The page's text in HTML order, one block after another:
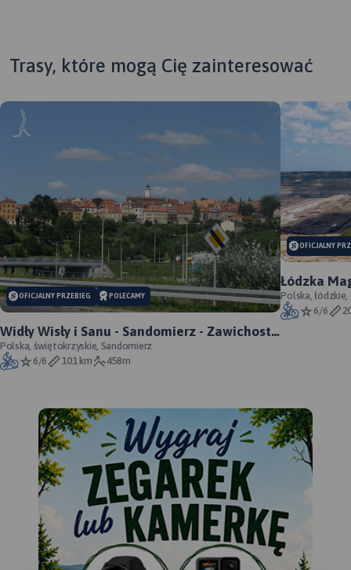
Trasy, które mogą Cię zainteresować
OFICJALNY PRZEBIEG POLECAMY
Widły Wisły i Sanu - Sandomierz - Zawichost -
Annopol - oficjalny przebieg
Polska, świętokrzyskie, Sandomierz
6/6
101 km 458m
OFICJALNY
Łódzka
Polska, łódzkie,
6/6